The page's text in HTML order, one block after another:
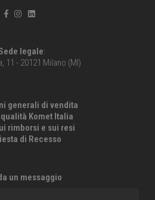
legale:
11 - 20121 Milano (MI)
generali di vendita
Komet Italia
rimborsi e sui resi
di Recesso
un messaggio